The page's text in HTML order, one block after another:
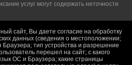
услуг могут содержать неточности
|Правила продажи
сайт, Вы даете согласие на обработку
данных (сведения о местоположении;
тип устройства и разрешение
перешел на сайт; с какого
ОС и Браузера; какие страницы